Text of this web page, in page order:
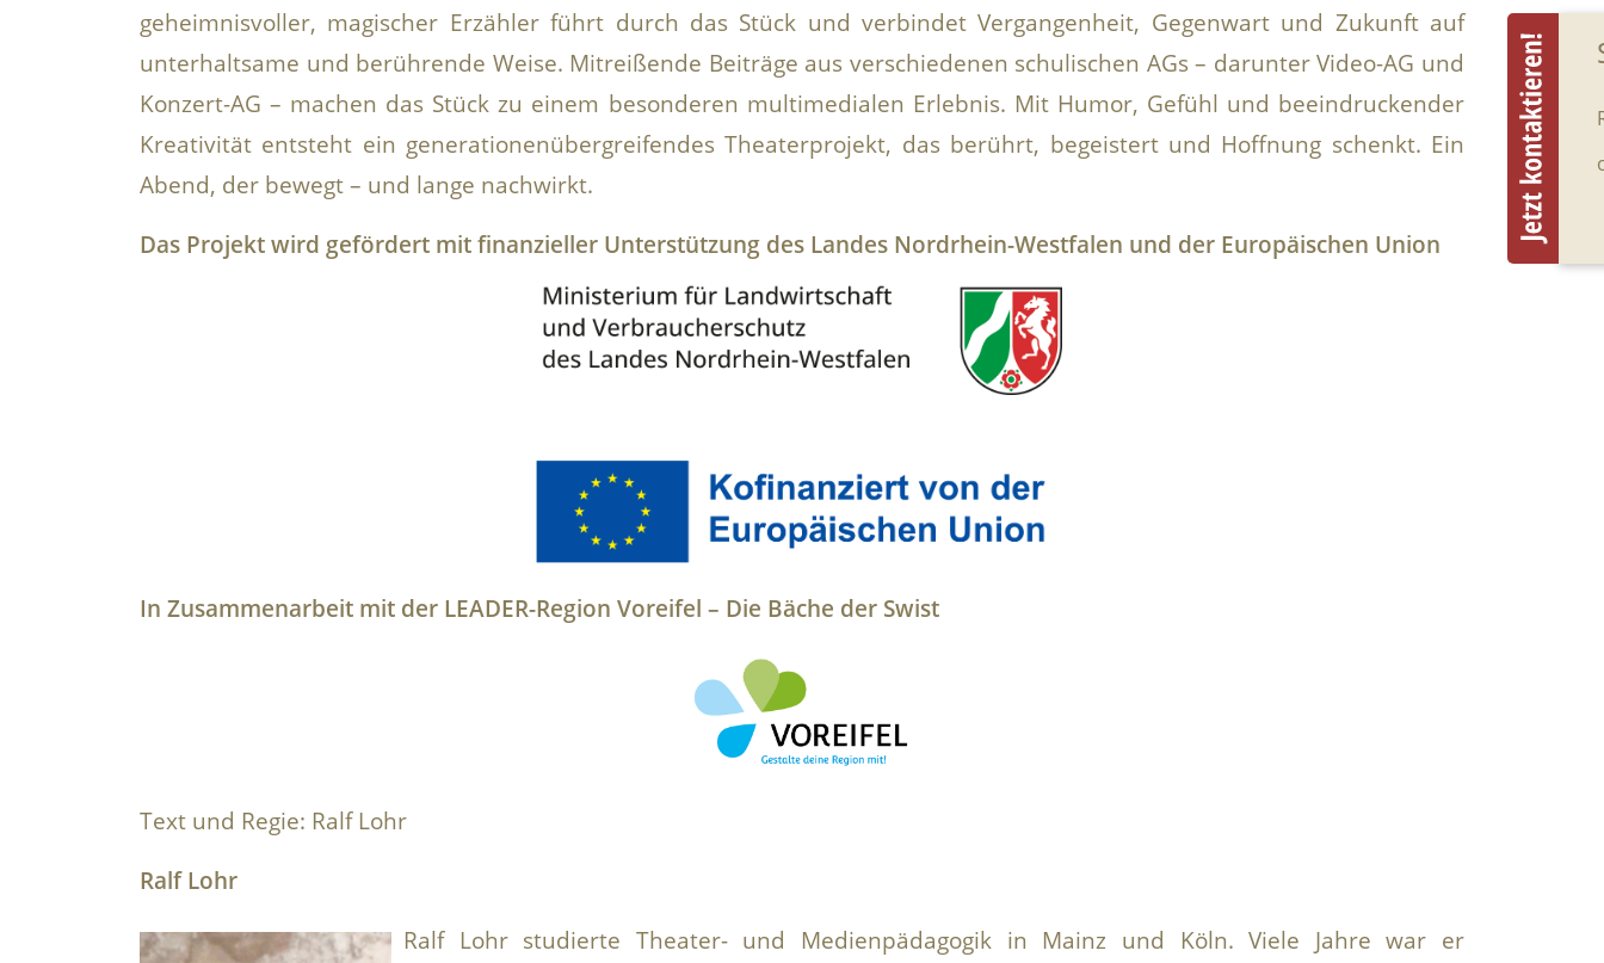
geheimnisvoller, magischer Erzähler führt durch das Stück und verbindet Vergangenheit, Gegenwart und Zukunft auf
unterhaltsame und berührende Weise. Mitreißende Beiträge aus verschiedenen schulischen AGs – darunter Video-AG und
Konzert-AG – machen das Stück zu einem besonderen multimedialen Erlebnis. Mit Humor, Gefühl und beeindruckender
Kreativität entsteht ein generationenübergreifendes Theaterprojekt, das berührt, begeistert und Hoffnung schenkt. Ein
Abend, der bewegt – und lange nachwirkt.
Das Projekt wird gefördert mit finanzieller Unterstützung des Landes Nordrhein-Westfalen und der Europäischen Union
In Zusammenarbeit mit der LEADER-Region Voreifel – Die Bäche der Swist
Text und Regie: Ralf Lohr
Ralf Lohr
Ralf Lohr studierte Theater- und Medienpädagogik in Mainz und Köln. Viele Jahre war er